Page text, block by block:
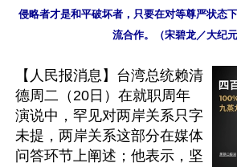
侵略者才是和平破坏者，只要在对等尊严状态
流合作。（宋碧龙／大纪元
【人民报消息】台湾总统赖清
德周二（20日）在就职周年
演说中，罕见对两岸关系只字
未提，两岸关系这部分在媒体
问答环节上阐述；他表示，坚